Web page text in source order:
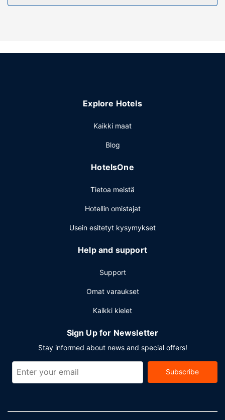
Kiinteistön miellyttävyys
ympäri vuorokauden auki oleva kuntokeskus. Tämän
Six Senses Rome tarjoaa asiakkailleen ravintolan. Baarissa
tarjotaan päivittäin klo 7.00–11.00.
vuorokauden auki oleva vastaanotto ja kielitaitoinen
Explore Hotels
Kaikki maat
Blog
HotelsOne
Tietoa meistä
Hotellin omistajat
Usein esitetyt kysymykset
Help and support
Support
Omat varaukset
Kaikki kielet
Sign Up for Newsletter
Stay informed about news and special offers!
Subscribe